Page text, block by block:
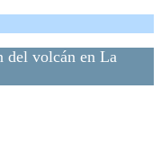
del volcán en La